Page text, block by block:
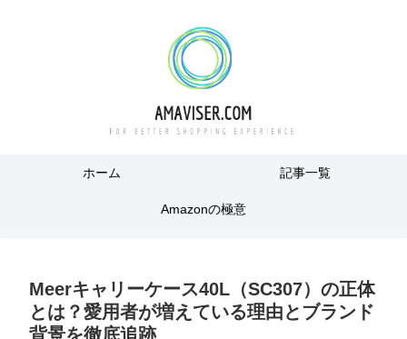
ホーム 記事一覧
Amazonの極意
Meerキャリーケース40L（SC307）の正体
とは？愛用者が増えている理由とブランド
背景を徹底追跡